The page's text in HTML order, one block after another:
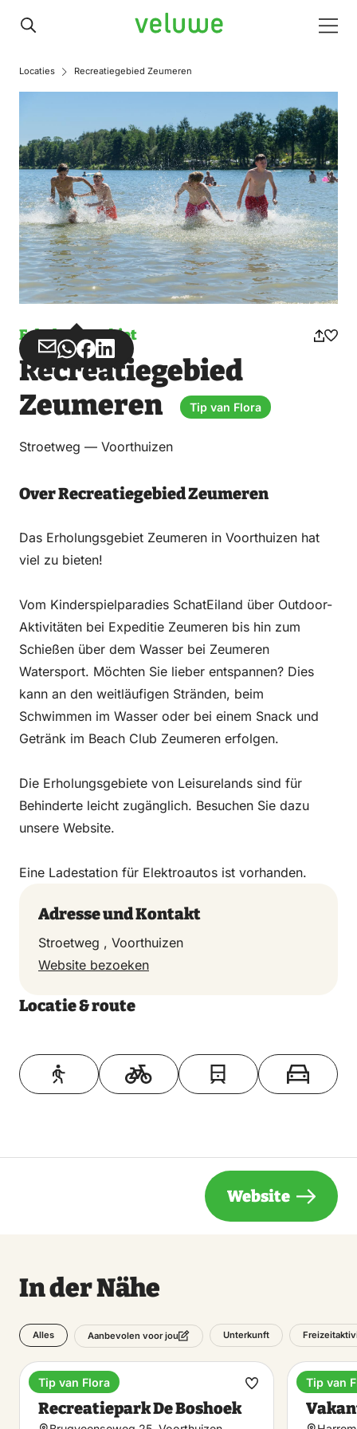
Veluwe
Locaties Recreatiegebied Zeumeren
Erholungsgebiet
Teilen
über
Teilen
über
Teilen
auf
Teilen
auf
Recreatiegebied
Zeumeren
Tip van Flora
Stroetweg — Voorthuizen
Over Recreatiegebied Zeumeren
Das Erholungsgebiet Zeumeren in Voorthuizen hat
viel zu bieten!
Vom Kinderspielparadies SchatEiland über Outdoor-
Aktivitäten bei Expeditie Zeumeren bis hin zum
Schießen über dem Wasser bei Zeumeren
Watersport. Möchten Sie lieber entspannen? Dies
kann an den weitläufigen Stränden, beim
Schwimmen im Wasser oder bei einem Snack und
Getränk im Beach Club Zeumeren erfolgen.
Die Erholungsgebiete von Leisurelands sind für
Behinderte leicht zugänglich. Besuchen Sie dazu
unsere Website.
Eine Ladestation für Elektroautos ist vorhanden.
Adresse und Kontakt
Stroetweg , Voorthuizen
Website bezoeken
Locatie & route
Toon op kaart
Website
In der Nähe
Alles Aanbevolen voor jou Unterkunft
Ferienpark
Recreatiepark De Boshoek
Tip van Flora
Favorit
Tip van